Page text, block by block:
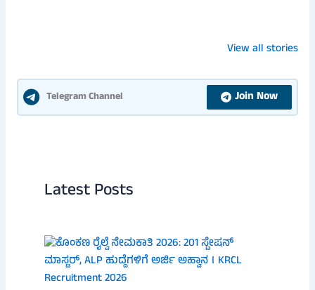
View all stories
ನಿಮ್ಮ ಹಣ
ಮಣ್ಣುಪಾಲಾದೀತು!
ಕರ್ನಾಟಕದಲ್ಲಿ 4.50
ಕಾರ್ಡ್ ರದ್ದು:
ನಿಮ್ಮದು ಇದೆಯಾ?
ನ್ಯೂಸ್! ಕೃಷಿ
ಖರೀದಿಗೆ ₹3
ಸಬ್ಸಿಡಿ
Telegram Channel Join Now
Latest Posts